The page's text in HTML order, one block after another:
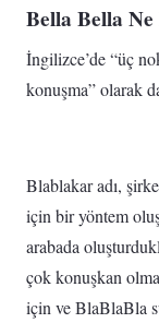
Bella Bella
İngilizce’de “üç
konuşma” olarak
Blablakar adı,
için bir yöntem
arabada
çok konuşkan
için ve BlaBlaBla